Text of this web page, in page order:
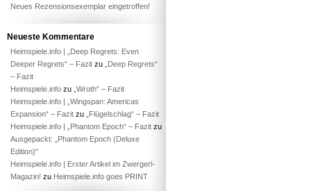
Neues Rezensionsexemplar eingetroffen!
Neueste Kommentare
Heimspiele.info | „Deep Regrets: Even
Deeper Regrets“ – Fazit zu
„Deep Regrets“
– Fazit
Heimspiele.info zu „Wroth“ – Fazit
Heimspiele.info | „Wingspan: Americas
Expansion“ – Fazit zu
„Flügelschlag“ – Fazit
Heimspiele.info | „Phantom Epoch“ – Fazit zu
Ausgepackt: „Phantom Epoch (Deluxe
Edition)“
Heimspiele.info | Erster Artikel im Zwergerl-
Magazin! zu Heimspiele.info goes PRINT